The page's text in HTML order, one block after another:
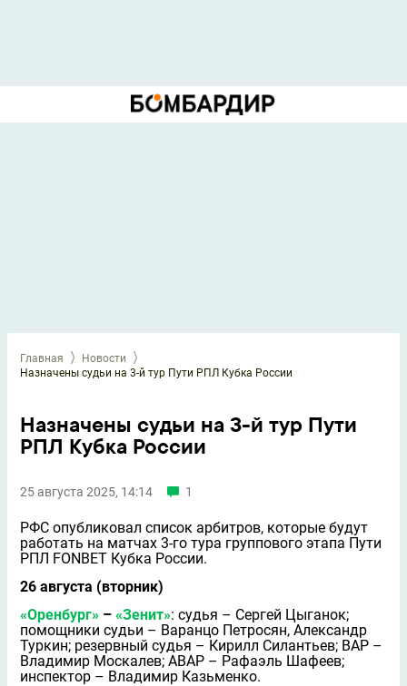
Главная
Новости
Назначены судьи на 3-й тур Пути РПЛ Кубка России
Назначены судьи на 3-й тур Пути
РПЛ Кубка России
25 августа 2025, 14:14 1
РФС опубликовал список арбитров, которые будут
работать на матчах 3-го тура группового этапа Пути
РПЛ FONBET Кубка России.
26 августа (вторник)
«Оренбург» – «Зенит»: судья – Сергей Цыганок;
помощники судьи – Варанцо Петросян, Александр
Туркин; резервный судья – Кирилл Силантьев; ВАР –
Владимир Москалeв; АВАР – Рафаэль Шафеев;
инспектор – Владимир Казьменко.